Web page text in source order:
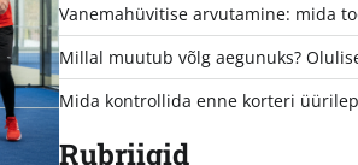
Vanemahüvitise arvutamine: mida
Millal muutub võlg aegunuks?
Mida kontrollida enne korteri
Rubriigid